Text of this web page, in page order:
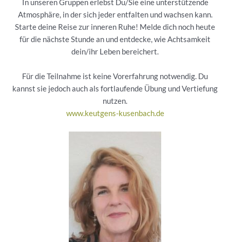
In unseren Gruppen erlebst Du/Sie eine unterstützende
Atmosphäre, in der sich jeder entfalten und wachsen kann.
Starte deine Reise zur inneren Ruhe! Melde dich noch heute
für die nächste Stunde an und entdecke, wie Achtsamkeit
dein/ihr Leben bereichert.
Für die Teilnahme ist keine Vorerfahrung notwendig. Du
kannst sie jedoch auch als fortlaufende Übung und Vertiefung
nutzen.
www.keutgens-kusenbach.de